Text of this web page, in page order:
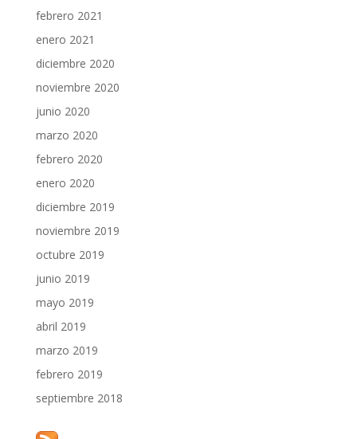
febrero 2021
enero 2021
diciembre 2020
noviembre 2020
junio 2020
marzo 2020
febrero 2020
enero 2020
diciembre 2019
noviembre 2019
octubre 2019
junio 2019
mayo 2019
abril 2019
marzo 2019
febrero 2019
septiembre 2018